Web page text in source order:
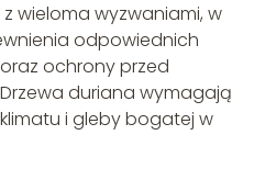
wieloma wyzwaniami, w
odpowiednich
ochrony przed
duriana wymagają
i gleby bogatej w